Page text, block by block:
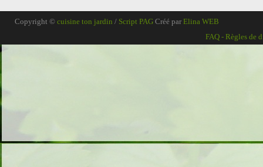
Copyright © cuisine ton jardin / Script PAG Créé par Elina WEB
FAQ - Règles de